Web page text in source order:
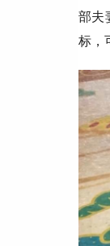
部夫
标，